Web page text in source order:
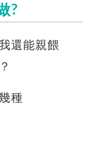
?
還能親餵
種